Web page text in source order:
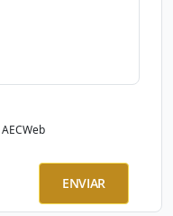
ENVIAR